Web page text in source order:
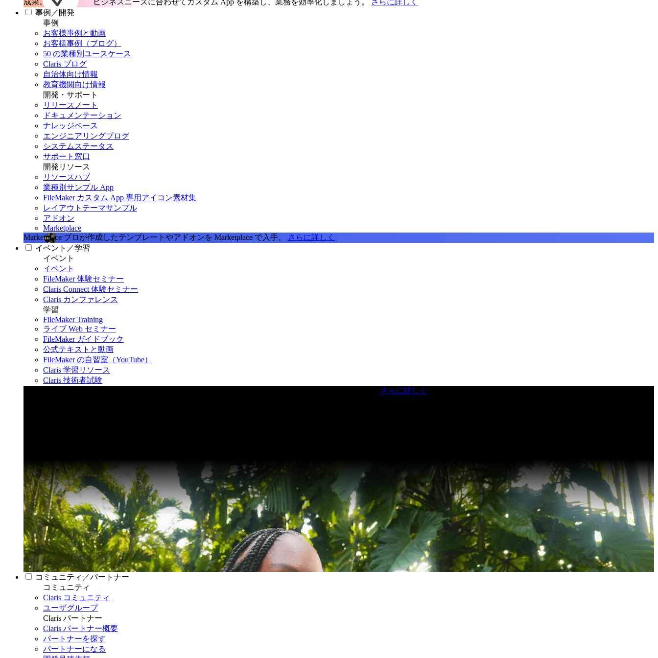
成果。 ビジネスニーズに合わせてカスタム App を構築し、業務を効率化しましょう。
さらに詳しく
事例／開発
事例
お客様事例と動画
お客様事例（ブログ）
50 の業種別ユースケース
Claris ブログ
自治体向け情報
教育機関向け情報
開発・サポート
リリースノート
ドキュメンテーション
ナレッジベース
エンジニアリングブログ
システムステータス
サポート窓口
開発リソース
リソースハブ
業種別サンプル App
FileMaker カスタム App 専用アイコン素材集
レイアウトテーマサンプル
アドオン
Marketplace
Marketplace プロが作成したテンプレートやアドオンを Marketplace で入手。
さらに詳しく
イベント／学習
イベント
イベント
FileMaker 体験セミナー
Claris Connect 体験セミナー
Claris カンファレンス
学習
FileMaker Training
ライブ Web セミナー
FileMaker ガイドブック
公式テキストと動画
FileMaker の自習室（YouTube）
Claris 学習リソース
Claris 技術者試験
さらに詳しく
コミュニティ／パートナー
コミュニティ
Claris コミュニティ
ユーザグループ
Claris パートナー
Claris パートナー概要
パートナーを探す
パートナーになる